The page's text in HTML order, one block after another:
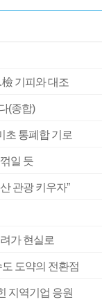
기피와 대조
(종합)
초 통폐합 기로
일 듯
관광 키우자”
가 현실로
도약의 전환점
지역기업 응원